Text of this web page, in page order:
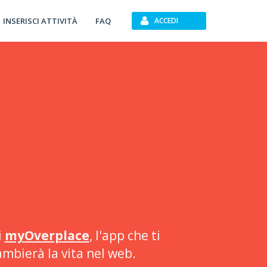
INSERISCI ATTIVITÀ FAQ ACCEDI
myOverplace, l'app che ti
la vita nel web.